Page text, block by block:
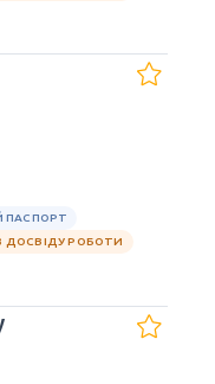
ПАСПОРТ
ДОСВІДУ РОБОТИ